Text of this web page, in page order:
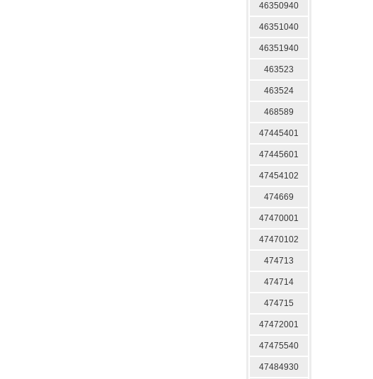
46350940
46351040
46351940
463523
463524
468589
47445401
47445601
47454102
474669
47470001
47470102
474713
474714
474715
47472001
47475540
47484930